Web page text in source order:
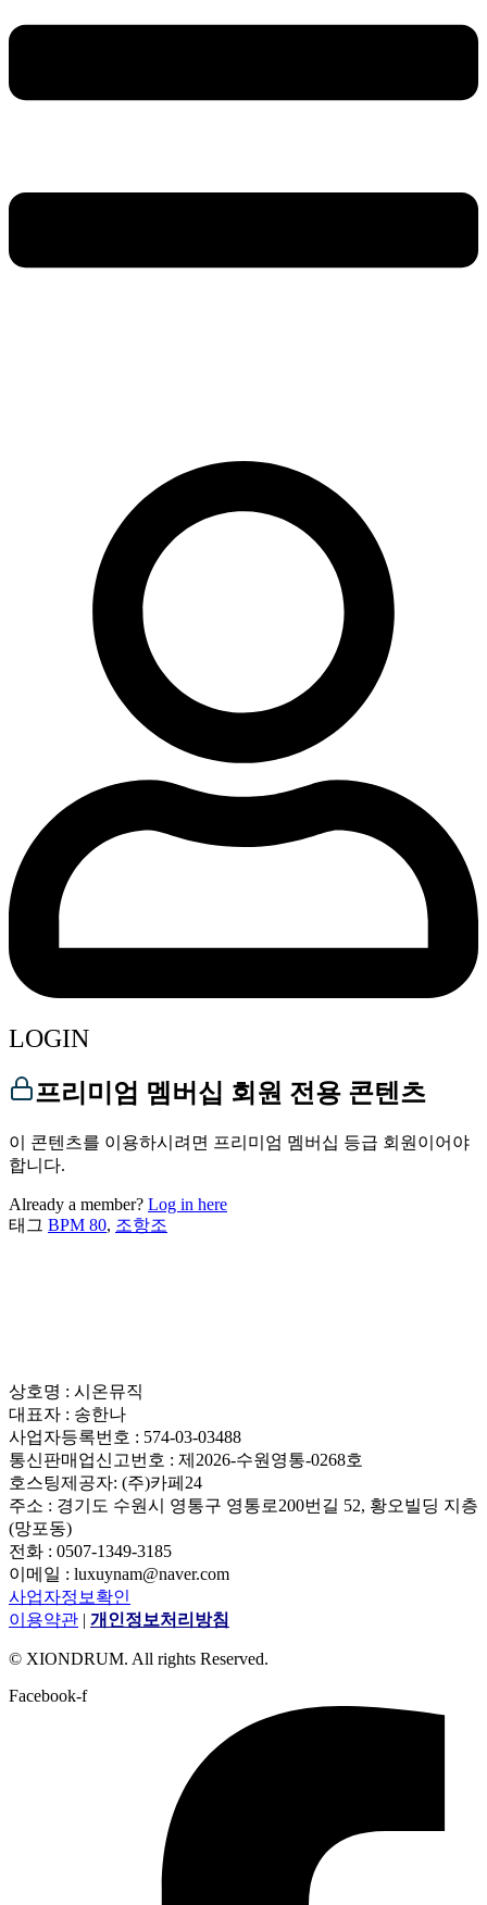
LOGIN
프리미엄 멤버십 회원 전용 콘텐츠
이 콘텐츠를 이용하시려면 프리미엄 멤버십 등급 회원이어야
합니다.
Already a member? Log in here
태그 BPM 80, 조항조
상호명 : 시온뮤직
대표자 : 송한나
사업자등록번호 : 574-03-03488
통신판매업신고번호 : 제2026-수원영통-0268호
호스팅제공자: (주)카페24
주소 : 경기도 수원시 영통구 영통로200번길 52, 황오빌딩 지층
(망포동)
전화 : 0507-1349-3185
이메일 : luxuynam@naver.com
사업자정보확인
이용약관 | 개인정보처리방침
© XIONDRUM. All rights Reserved.
Facebook-f